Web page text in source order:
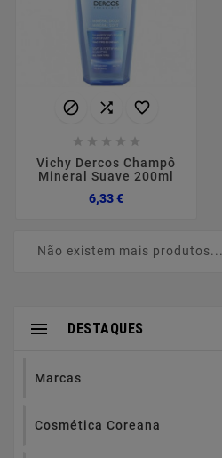
  
    
Vichy Dercos Champô
Mineral Suave 200ml
6,33 €Preço
Não existem mais produtos...
DESTAQUES

Marcas
Cosmética Coreana